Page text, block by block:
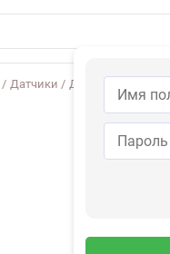
/ Датчики / Динамического